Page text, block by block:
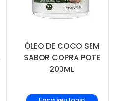
ÓLEO DE COCO SEM
SABOR COPRA POTE
200ML